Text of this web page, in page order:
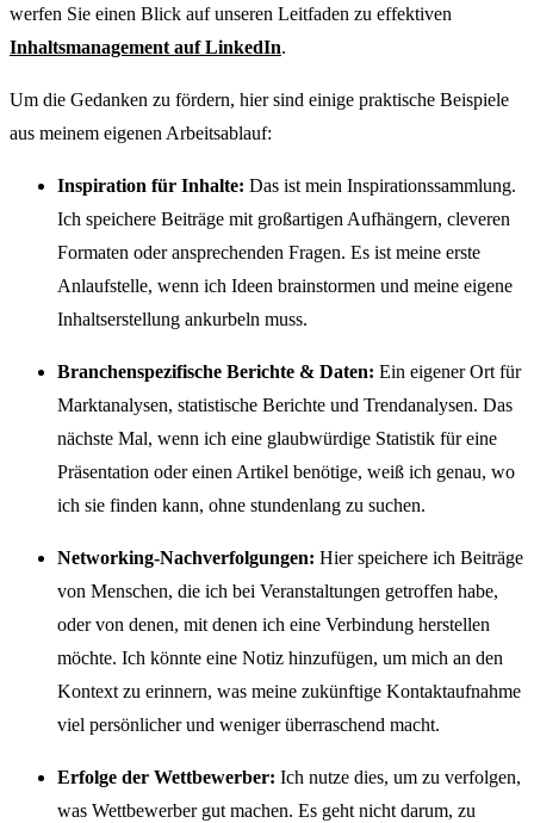
werfen Sie einen Blick auf unseren Leitfaden zu effektiven
Inhaltsmanagement auf LinkedIn.
Um die Gedanken zu fördern, hier sind einige praktische Beispiele
aus meinem eigenen Arbeitsablauf:
Inspiration für Inhalte: Das ist mein Inspirationssammlung.
Ich speichere Beiträge mit großartigen Aufhängern, cleveren
Formaten oder ansprechenden Fragen. Es ist meine erste
Anlaufstelle, wenn ich Ideen brainstormen und meine eigene
Inhaltserstellung ankurbeln muss.
Branchenspezifische Berichte & Daten: Ein eigener Ort für
Marktanalysen, statistische Berichte und Trendanalysen. Das
nächste Mal, wenn ich eine glaubwürdige Statistik für eine
Präsentation oder einen Artikel benötige, weiß ich genau, wo
ich sie finden kann, ohne stundenlang zu suchen.
Networking-Nachverfolgungen: Hier speichere ich Beiträge
von Menschen, die ich bei Veranstaltungen getroffen habe,
oder von denen, mit denen ich eine Verbindung herstellen
möchte. Ich könnte eine Notiz hinzufügen, um mich an den
Kontext zu erinnern, was meine zukünftige Kontaktaufnahme
viel persönlicher und weniger überraschend macht.
Erfolge der Wettbewerber: Ich nutze dies, um zu verfolgen,
was Wettbewerber gut machen. Es geht nicht darum, zu